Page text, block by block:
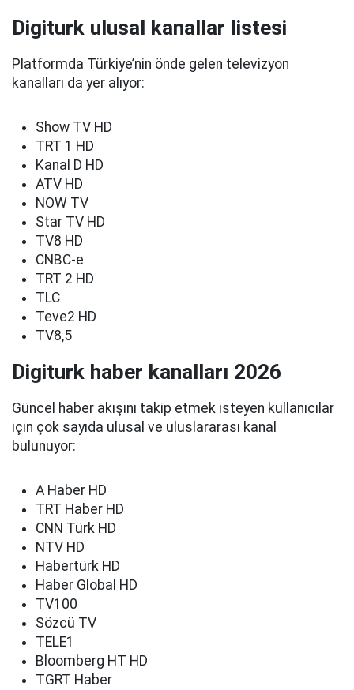
Digiturk ulusal kanallar listesi
Platformda Türkiye’nin önde gelen televizyon
kanalları da yer alıyor:
Show TV HD
TRT 1 HD
Kanal D HD
ATV HD
NOW TV
Star TV HD
TV8 HD
CNBC-e
TRT 2 HD
TLC
Teve2 HD
TV8,5
Digiturk haber kanalları 2026
Güncel haber akışını takip etmek isteyen kullanıcılar
için çok sayıda ulusal ve uluslararası kanal
bulunuyor:
A Haber HD
TRT Haber HD
CNN Türk HD
NTV HD
Habertürk HD
Haber Global HD
TV100
Sözcü TV
TELE1
Bloomberg HT HD
TGRT Haber